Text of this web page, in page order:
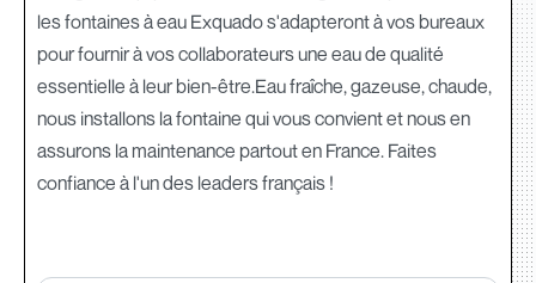
les fontaines à eau Exquado s'adapteront à vos bureaux
pour fournir à vos collaborateurs une eau de qualité
essentielle à leur bien-être.Eau fraîche, gazeuse, chaude,
nous installons la fontaine qui vous convient et nous en
assurons la maintenance partout en France. Faites
confiance à l'un des leaders français !‍